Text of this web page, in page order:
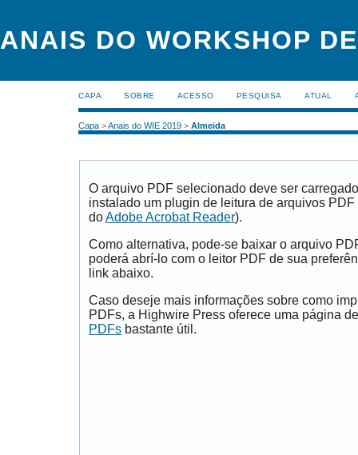
ANAIS DO WORKSHOP
CAPA SOBRE ACESSO PESQUISA ATUAL
Capa >Anais do WIE 2019 > Almeida
O arquivo PDF selecionado deve ser
instalado um plugin de leitura de arquivos
doAdobe Acrobat Reader).
Como alternativa, pode-se baixar o arquivo
poderá abrí-lo com o leitor PDF de sua
link abaixo.
Caso deseje mais informações sobre como
PDFs, a Highwire Press oferece uma página
PDFs bastante útil.